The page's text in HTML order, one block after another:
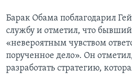
Барак Обама поблагодарил
службу и отметил, что
«невероятным чувством
порученное дело». Он
разработать стратегию,